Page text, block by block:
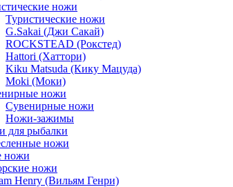
ножи
Туристические ножи
G.Sakai (Джи Сакай)
ROCKSTEAD (Рокстед)
Hattori (Хаттори)
Kiku Matsuda (Кику Мацуда)
Moki (Моки)
ножи
Сувенирные ножи
Ножи-зажимы
для рыбалки
ножи
ножи
ножи
Henry (Вильям Генри)